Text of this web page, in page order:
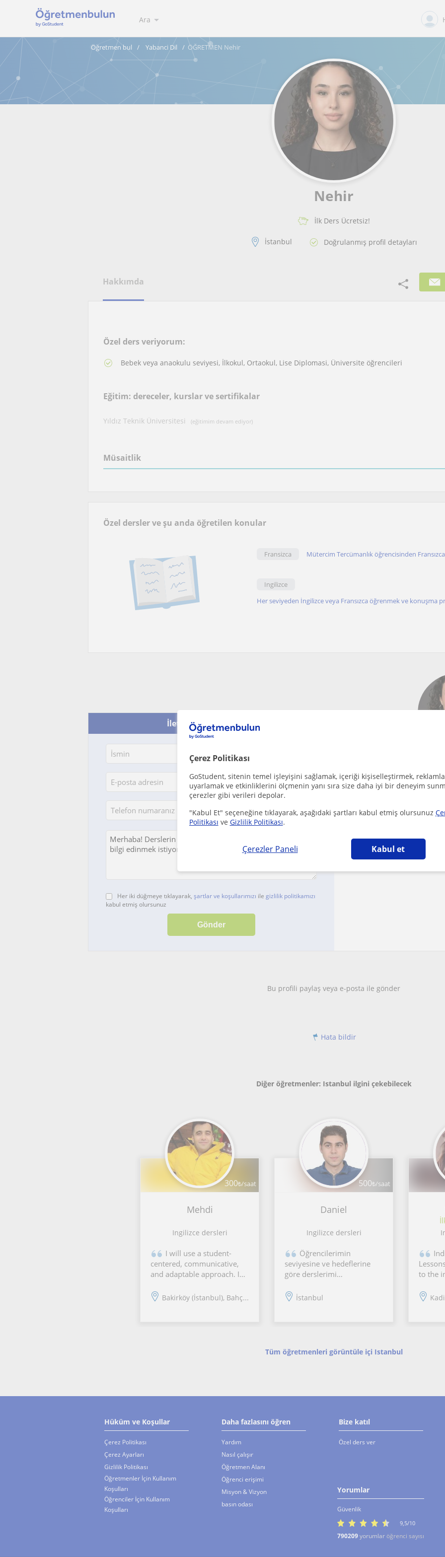
Çerez Politikası
GoStudent, sitenin temel işleyişini sağlamak, içeriği kişiselleştirmek,
uyarlamak ve etkinliklerini ölçmenin yanı sıra size daha iyi bir deneyim
çerezler gibi verileri depolar.
"Kabul Et" seçeneğine tıklayarak, aşağıdaki şartları kabul etmiş olursunuz
Politikası ve Gizlilik Politikası.
Çerezler Paneli Kabul et
Ara
Öğretmen bul Yabanci Dil ÖĞRETMEN Nehir
Nehir
İlk Ders Ücretsiz!
İstanbul Doğrulanmış profil detayları
Hakkımda
Özel ders veriyorum:
Bebek veya anaokulu seviyesi, İlkokul, Ortaokul, Lise Diplomasi, Üniversite öğrencileri
Eğitim: dereceler, kurslar ve sertifikalar
Yıldız Teknik Üniversitesi (eğitimim devam ediyor)
Müsaitlik
Özel dersler ve şu anda öğretilen konular
Fransizca Mütercim Tercümanlık öğrencisinden
Ingilizce
Her seviyeden İngilizce veya Fransızca öğrenmek ve konuşma
İletişime geç - ücretsiz!
Her iki düğmeye tıklayarak, şartlar ve koşullarımızı ile gizlilik politikamızı
kabul etmiş olursunuz
On Öğretmen
Onaylanmış iletişim
Bu profili paylaş veya e-posta ile gönder
Hata bildir
Diğer öğretmenler: Istanbul ilgini çekebilecek
300₺/saat
Mehdi
Ingilizce dersleri
I will use a student-
centered, communicative,
and adaptable approach. I
meaningful conversation,
Bakirköy (İstanbul), Bahç...
500₺/saat
Daniel
Ingilizce dersleri
Öğrencilerimin
seviyesine ve hedeflerine
göre derslerimi
Konuşma, dinleme, kelime
olarak İngilizce konuşmasına
İstanbul
to the
Tüm öğretmenleri görüntüle içi Istanbul
Hüküm ve Koşullar
Çerez Politikası
Çerez Ayarları
Gizlilik Politikası
Öğretmenler İçin Kullanım
Koşulları
Öğrenciler İçin Kullanım
Koşulları
Daha fazlasını öğren
Yardım
Nasıl çalışır
Öğretmen Alanı
Öğrenci erişimi
Misyon & Vizyon
basın odası
Bize katıl
Özel ders ver
Yorumlar
Güvenlik
9,5/10
790209yorumlar öğrenci sayısı